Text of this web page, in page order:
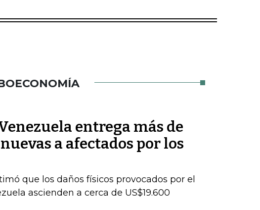
entrega más de
a afectados por los
que los daños físicos provocados por el
ascienden a cerca de US$19.600